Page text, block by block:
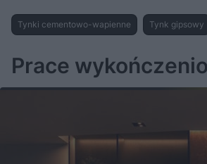
Tynki cementowo-wapienne Tynk gipsowy
Prace